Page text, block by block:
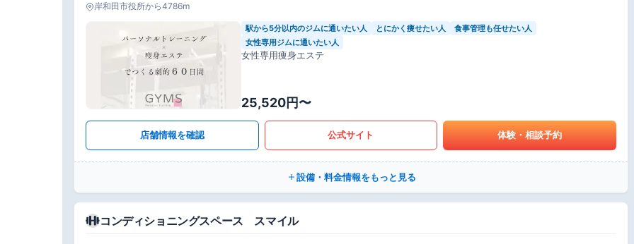
岸和田市役所から4786m
駅から5分以内のジムに通いたい人 とにかく痩せたい人
食事管理も任せたい人
女性専用ジムに通いたい人
女性専用痩身エステ
25,520円〜
店舗情報を確認 公式サイト 体験・相談予約
設備・料金情報をもっと見る
コンディショニングスペース スマイル